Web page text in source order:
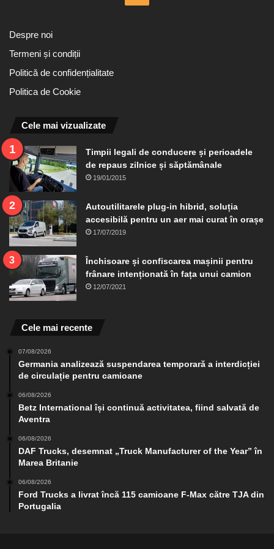
Despre noi
Termeni și condiții
Politică de confidențialitate
Politica de Cookie
Cele mai vizualizate
Timpii legali de conducere și perioadele
de repaus zilnice și săptămânale
19/01/2015
Autoutilitarele plug-in hibrid, soluția
accesibilă pentru un aer mai curat în orașe
17/07/2019
Închisoare și confiscarea mașinii pentru
frânare intenționată în fața unui camion
12/07/2021
Cele mai recente
07/08/2026
Germania analizează suspendarea temporară a interdicției
de circulație pentru camioane
06/08/2026
Betz International își continuă activitatea, fiind salvată de
Aventra
06/08/2026
DAF Trucks, desemnat „Truck Manufacturer of the Year” în
Marea Britanie
06/08/2026
Ford Trucks a livrat încă 115 camioane F-Max către TJA din
Portugalia